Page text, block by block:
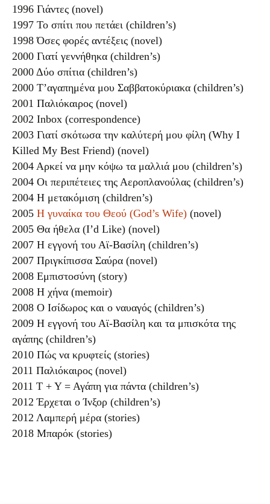
1996 Γιάντες (novel)
1997 Το σπίτι που πετάει (children’s)
1998 Όσες φορές αντέξεις (novel)
2000 Γιατί γεννήθηκα (children’s)
2000 Δύο σπίτια (children’s)
2000 Τ’αγαπημένα μου Σαββατοκύριακα (children’s)
2001 Παλιόκαιρος (novel)
2002 Inbox (correspondence)
2003 Γιατί σκότωσα την καλύτερή μου φίλη (Why I
Killed My Best Friend) (novel)
2004 Αρκεί να μην κόψω τα μαλλιά μου (children’s)
2004 Οι περιπέτειες της Αεροπλανούλας (children’s)
2004 Η μετακόμιση (children’s)
2005 Η γυναίκα του Θεού (God’s Wife) (novel)
2005 Θα ήθελα (I’d Like) (novel)
2007 Η εγγονή του Αϊ-Βασίλη (children’s)
2007 Πριγκίπισσα Σαύρα (novel)
2008 Εμπιστοσύνη (story)
2008 Η χήνα (memoir)
2008 Ο Ισίδωρος και ο ναυαγός (children’s)
2009 Η εγγονή του Αϊ-Βασίλη και τα μπισκότα της
αγάπης (children’s)
2010 Πώς να κρυφτείς (stories)
2011 Παλιόκαιρος (novel)
2011 Τ + Υ = Αγάπη για πάντα (children’s)
2012 Έρχεται ο Ίνξορ (children’s)
2012 Λαμπερή μέρα (stories)
2018 Μπαρόκ (stories)